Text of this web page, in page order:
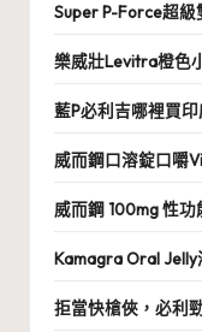
Super P-Force超
樂威壯Levitra橙色
藍P必利吉哪裡買
威而鋼口溶錠口嚼
威而鋼 100mg 性
Kamagra Oral
拒當快槍俠，必利